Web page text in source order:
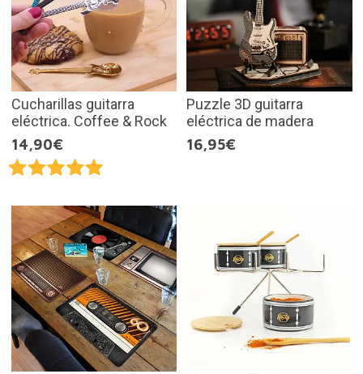
Cucharillas guitarra
eléctrica. Coffee & Rock
14,90€
Puzzle 3D guitarra
eléctrica de madera
16,95€